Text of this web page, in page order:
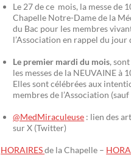
Le 27 de ce mois, la messe de
Chapelle Notre-Dame de la
du Bac pour les membres
l’Association en rappel du jour
Le premier mardi du mois,
les messes de la NEUVAINE à
Elles sont célébrées aux
membres de l’Association
@MedMiraculeuse : lien des
sur X (Twitter)
HORAIRESde la Chapelle –